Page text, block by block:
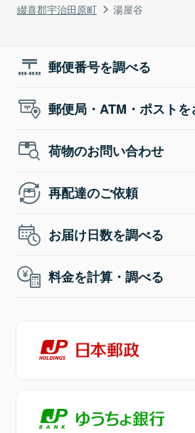
綴喜郡宇治田原町
湯屋谷
郵便番号を調べる
郵便局・ATM・ポストを
荷物のお問い合わせ
再配達のご依頼
お届け日数を調べる
料金を計算・調べる